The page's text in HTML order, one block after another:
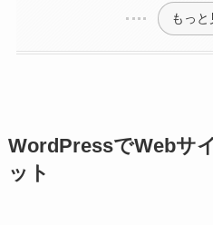
もっと
WordPressでWebサ
ット